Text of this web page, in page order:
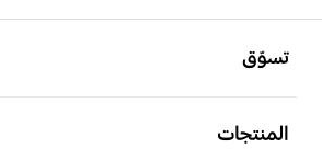
تسوّق
المنتجات